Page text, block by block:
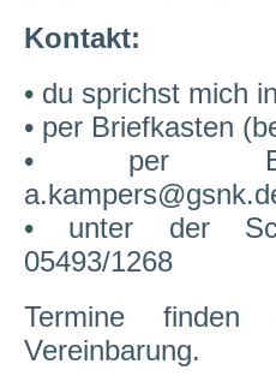
Kontakt:
• du sprichst mich
• per Briefkasten
• per E-
• unter der
05493/1268
Termine
Vereinbarung.